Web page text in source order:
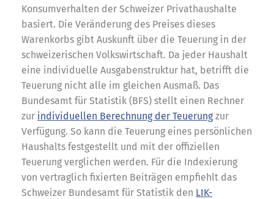
Konsumverhalten der Schweizer Privathaushalte
basiert. Die Veränderung des Preises dieses
Warenkorbs gibt Auskunft über die Teuerung in der
schweizerischen Volkswirtschaft. Da jeder Haushalt
eine individuelle Ausgabenstruktur hat, betrifft die
Teuerung nicht alle im gleichen Ausmaß. Das
Bundesamt für Statistik (BFS) stellt einen Rechner
zur individuellen Berechnung der Teuerungzur
Verfügung. So kann die Teuerung eines persönlichen
Haushalts festgestellt und mit der offiziellen
Teuerung verglichen werden. Für die Indexierung
von vertraglich fixierten Beiträgen empfiehlt das
Schweizer Bundesamt für Statistik den LIK-